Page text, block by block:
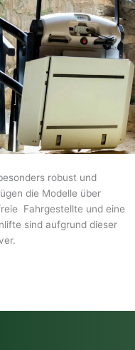
robust und
die Modelle über
Fahrgestellte und eine
sind aufgrund dieser